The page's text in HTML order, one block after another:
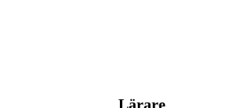
Lärare